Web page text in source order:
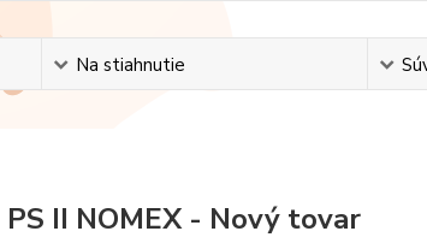
Na stiahnutie
II NOMEX - Nový tovar